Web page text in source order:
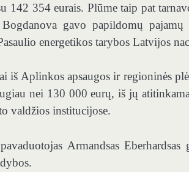
142 354 eurais. Plūme taip pat
gavo papildomų
energetikos tarybos Latvijos
iš Aplinkos apsaugos ir regioninės
nei 130 000 eurų, iš jų
valdžios institucijose.
Armandsas